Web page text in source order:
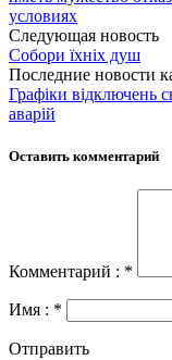
условиях
Следующая новость
Собори їхніх душ
Последние новости
Графіки відключень
аварій
Оставить комментарий
Комментарий : *
Имя : *
Отправить